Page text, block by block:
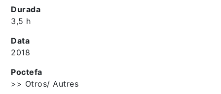
Durada
3,5 h
Data
2018
Poctefa
>> Otros/ Autres